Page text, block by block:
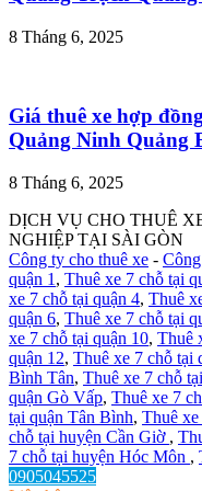
8 Tháng 6, 2025
Giá thuê xe hợp
Quảng Ninh Quảng
8 Tháng 6, 2025
DỊCH VỤ CHO THUÊ
NGHIỆP TẠI SÀI GÒN
Công ty cho thuê xe -
quận 1 , Thuê xe 7 chỗ tại
xe 7 chỗ tại quận 4, Thuê
quận 6, Thuê xe 7 chỗ tại
xe 7 chỗ tại quận 10, Thuê
quận 12, Thuê xe 7 chỗ tại
Bình Tân, Thuê xe 7 chỗ
quận Gò Vấp, Thuê xe 7
tại quận Tân Bình, Thuê
chỗ tại huyện Cần Giờ ,
7 chỗ tại huyện Hóc Môn ,
0905045525